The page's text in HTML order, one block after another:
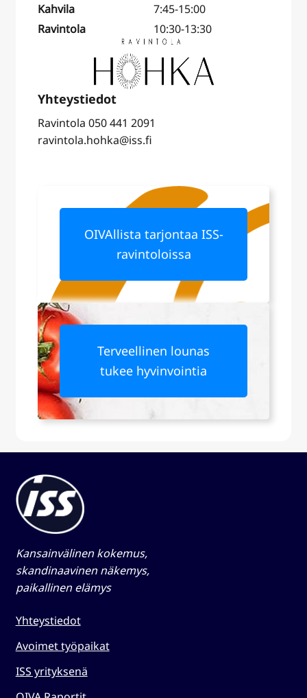
Kahvila
7:45-15:00
Ravintola
10:30-13:30
Ravintola 050 441 2091
ravintola.hohka@iss.fi
OIVAllista tarjontaa ISS-
ravintoloissa
Terveellinen lounas
tukee hyvinvointia
Kansainvälinen kokemus,
skandinaavinen näkemys,
paikallinen elämys​
Yhteystiedot
Avoimet työpaikat
ISS yrityksenä